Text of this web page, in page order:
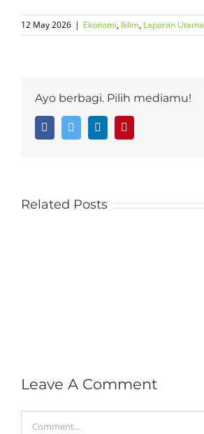
12 May 2026 | Ekonomi, Iklim, Laporan Utama
Ayo berbagi. Pilih mediamu!
FacebookTwitter LinkedIn
Related Posts
Leave A Comment